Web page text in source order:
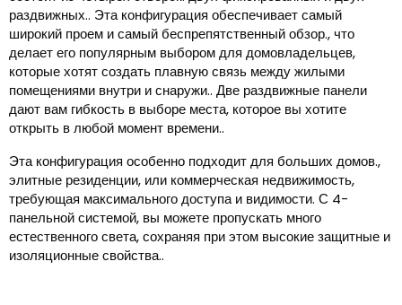
раздвижных.. Эта конфигурация обеспечивает самый
широкий проем и самый беспрепятственный обзор., что
делает его популярным выбором для домовладельцев,
которые хотят создать плавную связь между жилыми
помещениями внутри и снаружи.. Две раздвижные панели
дают вам гибкость в выборе места, которое вы хотите
открыть в любой момент времени..
Эта конфигурация особенно подходит для больших домов.,
элитные резиденции, или коммерческая недвижимость,
требующая максимального доступа и видимости. С 4-
панельной системой, вы можете пропускать много
естественного света, сохраняя при этом высокие защитные и
изоляционные свойства..